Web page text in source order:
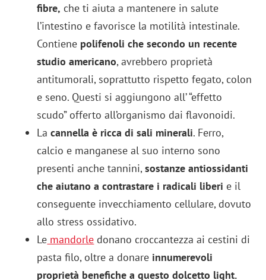
fibre, che ti aiuta a mantenere in salute
l’intestino e favorisce la motilità intestinale.
Contiene polifenoli che secondo un recente
studio americano, avrebbero proprietà
antitumorali, soprattutto rispetto fegato, colon
e seno. Questi si aggiungono all’ “effetto
scudo” offerto all’organismo dai flavonoidi.
Lacannella è ricca di sali minerali. Ferro,
calcio e manganese al suo interno sono
presenti anche tannini,sostanze antiossidanti
che aiutano a contrastare i radicali liberi e il
conseguente invecchiamento cellulare, dovuto
allo stress ossidativo.
Le mandorle donano croccantezza ai cestini di
pasta filo, oltre a donare innumerevoli
proprietà benefiche a questo dolcetto light.